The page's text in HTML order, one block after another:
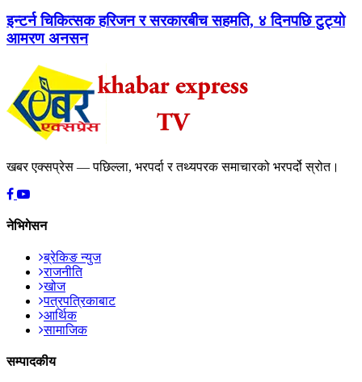
इन्टर्न चिकित्सक हरिजन र सरकारबीच सहमति, ४ दिनपछि टुट्यो
आमरण अनसन
खबर एक्सप्रेस — पछिल्ला, भरपर्दा र तथ्यपरक समाचारको भरपर्दो स्रोत।
नेभिगेसन
ब्रेकिङ न्युज
राजनीति
खोज
पत्रपत्रिकाबाट
आर्थिक
सामाजिक
सम्पादकीय